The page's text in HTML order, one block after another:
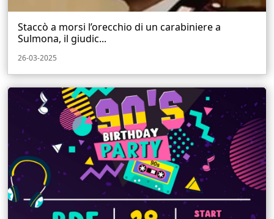
Staccò a morsi l’orecchio di un carabiniere a
Sulmona, il giudic...
26-03-2025